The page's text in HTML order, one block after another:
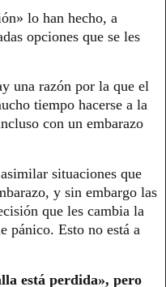
lo han hecho, a
opciones que se les
una razón por la que el
tiempo hacerse a la
con un embarazo
situaciones que
y sin embargo las
que les cambia la
pánico. Esto no está a
está perdida», pero